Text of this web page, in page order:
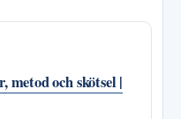
metod och skötsel |